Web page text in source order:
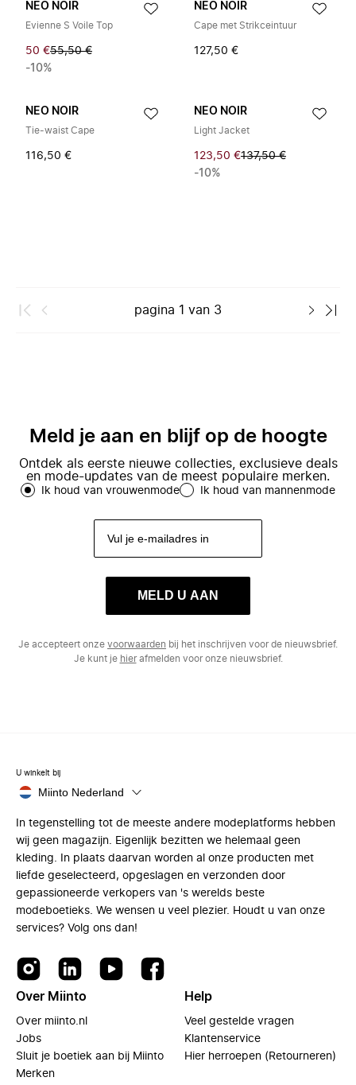
NEO NOIR
Evienne S Voile Top
50 €55,50 €
-10%
NEO NOIR
Cape met Strikceintuur
127,50 €
NEO NOIR
Tie-waist Cape
116,50 €
NEO NOIR
Light Jacket
123,50 €137,50 €
-10%
pagina 1 van 3
Meld je aan en blijf op de hoogte
Ontdek als eerste nieuwe collecties, exclusieve deals
en mode-updates van de meest populaire merken.
Ik houd van vrouwenmode Ik houd van mannenmode
MELD U AAN
Je accepteert onze voorwaarden bij het inschrijven voor de nieuwsbrief.
Je kunt je hierafmelden voor onze nieuwsbrief.
U winkelt bij
Miinto Nederland
In tegenstelling tot de meeste andere modeplatforms hebben
wij geen magazijn. Eigenlijk bezitten we helemaal geen
kleding. In plaats daarvan worden al onze producten met
liefde geselecteerd, opgeslagen en verzonden door
gepassioneerde verkopers van 's werelds beste
modeboetieks. We wensen u veel plezier. Houdt u van onze
services? Volg ons dan!
Over Miinto
Over miinto.nl
Jobs
Sluit je boetiek aan bij Miinto
Merken
Help
Veel gestelde vragen
Klantenservice
Hier herroepen (Retourneren)